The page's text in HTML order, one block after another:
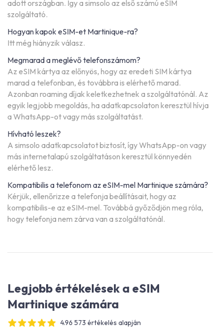
adott országban. Így a simsolo az első számú eSIM
szolgáltató.
Hogyan kapok eSIM-et Martinique-ra?
Itt még hiányzik válasz.
Megmarad a meglévő telefonszámom?
Az eSIM kártya az előnyös, hogy az eredeti SIM kártya
marad a telefonban, és továbbra is elérhető marad.
Azonban roaming díjak keletkezhetnek a szolgáltatónál. Az
egyik legjobb megoldás, ha adatkapcsolaton keresztül hívja
a WhatsApp-ot vagy más szolgáltatást.
Hívható leszek?
A simsolo adatkapcsolatot biztosít, így WhatsApp-on vagy
más internetalapú szolgáltatáson keresztül könnyedén
elérhető lesz.
Kompatibilis a telefonom az eSIM-mel Martinique számára?
Kérjük, ellenőrizze a telefonja beállításait, hogy az
kompatibilis-e az eSIM-mel. Továbbá győződjön meg róla,
hogy telefonja nem zárva van a szolgáltatónál.
Legjobb értékelések a eSIM
Martinique számára
4.96 573 értékelés alapján